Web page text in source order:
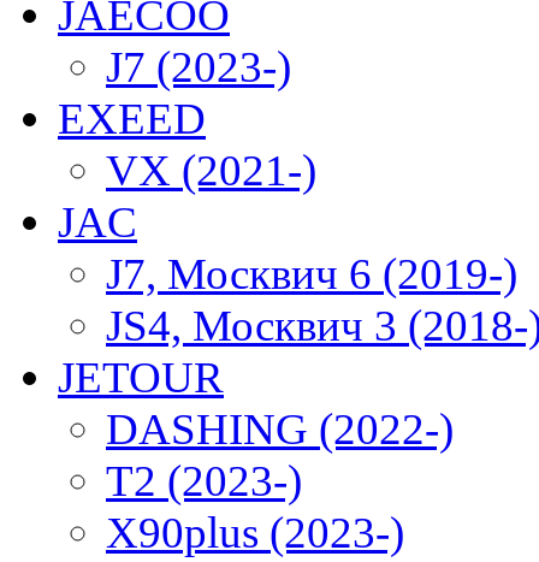
JAECOO
J7 (2023-)
EXEED
VX (2021-)
JAC
J7, Москвич 6 (2019-)
JS4, Москвич 3 (2018-
JETOUR
DASHING (2022-)
T2 (2023-)
X90plus (2023-)